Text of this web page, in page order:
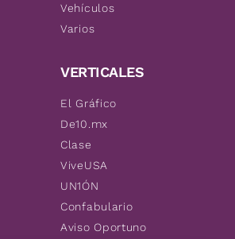
Vehículos
Varios
VERTICALES
El Gráfico
De10.mx
Clase
ViveUSA
UN1ÓN
Confabulario
Aviso Oportuno